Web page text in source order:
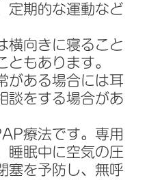
定期的な運動など
横向きに寝ること
ともあります。
がある場合には耳
談をする場合があ
療法です。専用
睡眠中に空気の圧
塞を予防し、無呼